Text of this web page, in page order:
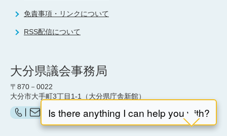
免責事項・リンクについて
RSS配信について
大分県議会事務局
〒870－0022
大分市大手町3丁目1-1（大分県庁舎新館）
お問い合わせ（県議会事務局）はこちら